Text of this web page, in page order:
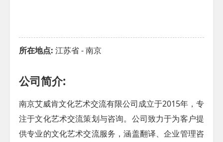
所在地点: 江苏省 - 南京
公司简介:
南京艾威肯文化艺术交流有限公司成立于2015年，专
注于文化艺术交流策划与咨询。公司致力于为客户提
供专业的文化艺术交流服务，涵盖翻译、企业管理咨